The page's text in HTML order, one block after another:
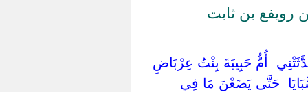
رويفع بن ثابت
‏أُمُّ حَبِيبَةَ بِنْتُ عِرْبَاضِ
‏حَتَّى يَضَعْنَ مَا فِي